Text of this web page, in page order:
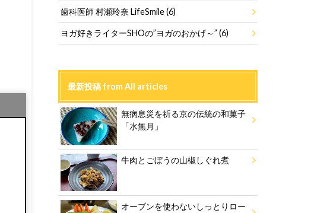
歯科医師 村瀬玲奈 LifeSmile(6)
ヨガ好きライターSHOの”ヨガのおかげ～”(6)
最新投稿 from All articles
無病息災を祈る京の伝統の和菓子
「水無月」
牛肉とごぼうの山椒しぐれ煮
オーブンを使わないしっとりロー